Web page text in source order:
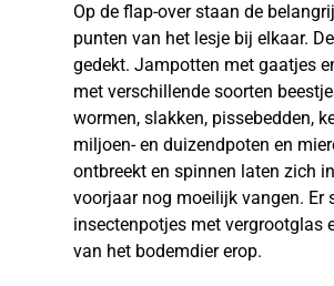
Op de flap-over staan de
punten van het lesje bij elkaar.
gedekt. Jampotten met gaatjes
met verschillende soorten
wormen, slakken, pissebedden,
miljoen- en duizendpoten en
ontbreekt en spinnen laten zich
voorjaar nog moeilijk vangen. Er
insectenpotjes met vergrootglas
van het bodemdier erop.